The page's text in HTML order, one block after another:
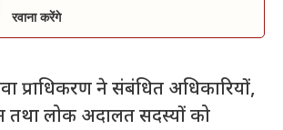
रवाना करेंगे
प्राधिकरण ने संबंधित अधिकारियों,
तथा लोक अदालत सदस्यों को